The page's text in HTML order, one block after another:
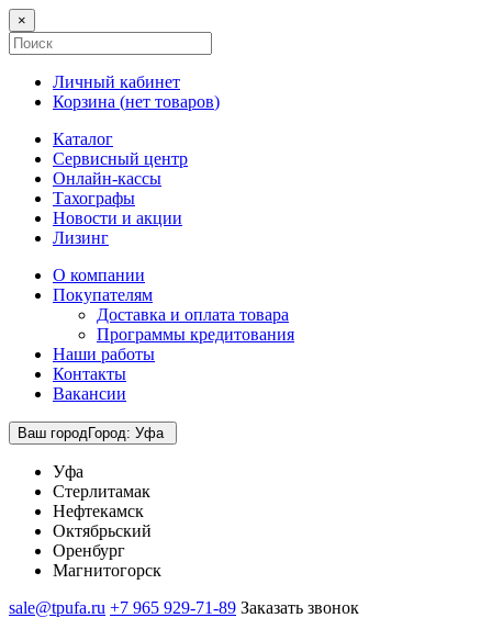
×
Личный кабинет
Корзина (нет товаров)
Каталог
Сервисный центр
Онлайн-кассы
Тахографы
Новости и акции
Лизинг
О компании
Покупателям
Доставка и оплата товара
Программы кредитования
Наши работы
Контакты
Вакансии
Ваш городГород: Уфа
Уфа
Стерлитамак
Нефтекамск
Октябрьский
Оренбург
Магнитогорск
sale@tpufa.ru +7 965 929-71-89 Заказать звонок